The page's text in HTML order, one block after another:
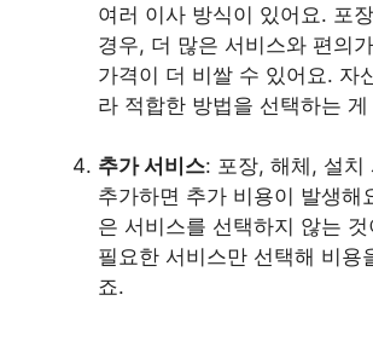
여러 이사 방식이 있어요. 포
경우, 더 많은 서비스와 편의
가격이 더 비쌀 수 있어요. 자
라 적합한 방법을 선택하는
추가 서비스: 포장, 해체, 설치
추가하면 추가 비용이 발생해
은 서비스를 선택하지 않는
필요한 서비스만 선택해 비용
죠.